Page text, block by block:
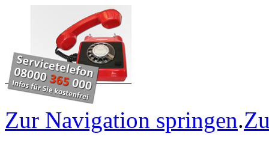
Zur Navigation springen.